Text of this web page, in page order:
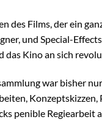
des Films, der ein
und Special-
das Kino an sich
war bisher
penible Regiearbeit